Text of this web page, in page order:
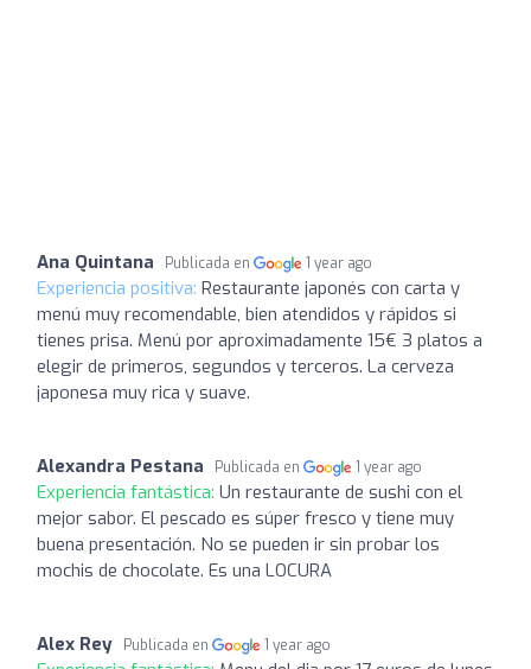
Ana Quintana Publicada en 1 year ago
Experiencia positiva: Restaurante japonés con carta y
menú muy recomendable, bien atendidos y rápidos si
tienes prisa. Menú por aproximadamente 15€ 3 platos a
elegir de primeros, segundos y terceros. La cerveza
japonesa muy rica y suave.
Alexandra Pestana Publicada en 1 year ago
Experiencia fantástica: Un restaurante de sushi con el
mejor sabor. El pescado es súper fresco y tiene muy
buena presentación. No se pueden ir sin probar los
mochis de chocolate. Es una LOCURA
Alex Rey Publicada en 1 year ago